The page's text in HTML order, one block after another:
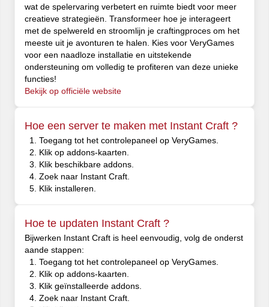
wat de spelervaring verbetert en ruimte biedt voor meer
creatieve strategieën. Transformeer hoe je interageert
met de spelwereld en stroomlijn je craftingproces om het
meeste uit je avonturen te halen. Kies voor VeryGames
voor een naadloze installatie en uitstekende
ondersteuning om volledig te profiteren van deze unieke
functies!
Bekijk op officiële website
Hoe een server te maken met Instant Craft ?
Toegang tot het controlepaneel op VeryGames.
Klik op addons-kaarten.
Klik beschikbare addons.
Zoek naar Instant Craft.
Klik installeren.
Hoe te updaten Instant Craft ?
Bijwerken Instant Craft is heel eenvoudig, volg de onderst
aande stappen:
Toegang tot het controlepaneel op VeryGames.
Klik op addons-kaarten.
Klik geïnstalleerde addons.
Zoek naar Instant Craft.